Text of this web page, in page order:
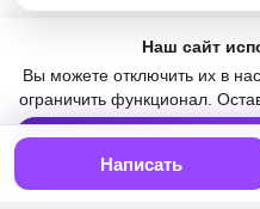
Информация, размещённая на
офертой в
Политика
Написать
Наш сайт
Вы можете отключить их в
ограничить функционал.
с
Какая система вам
Тест · 1 минута · консультация